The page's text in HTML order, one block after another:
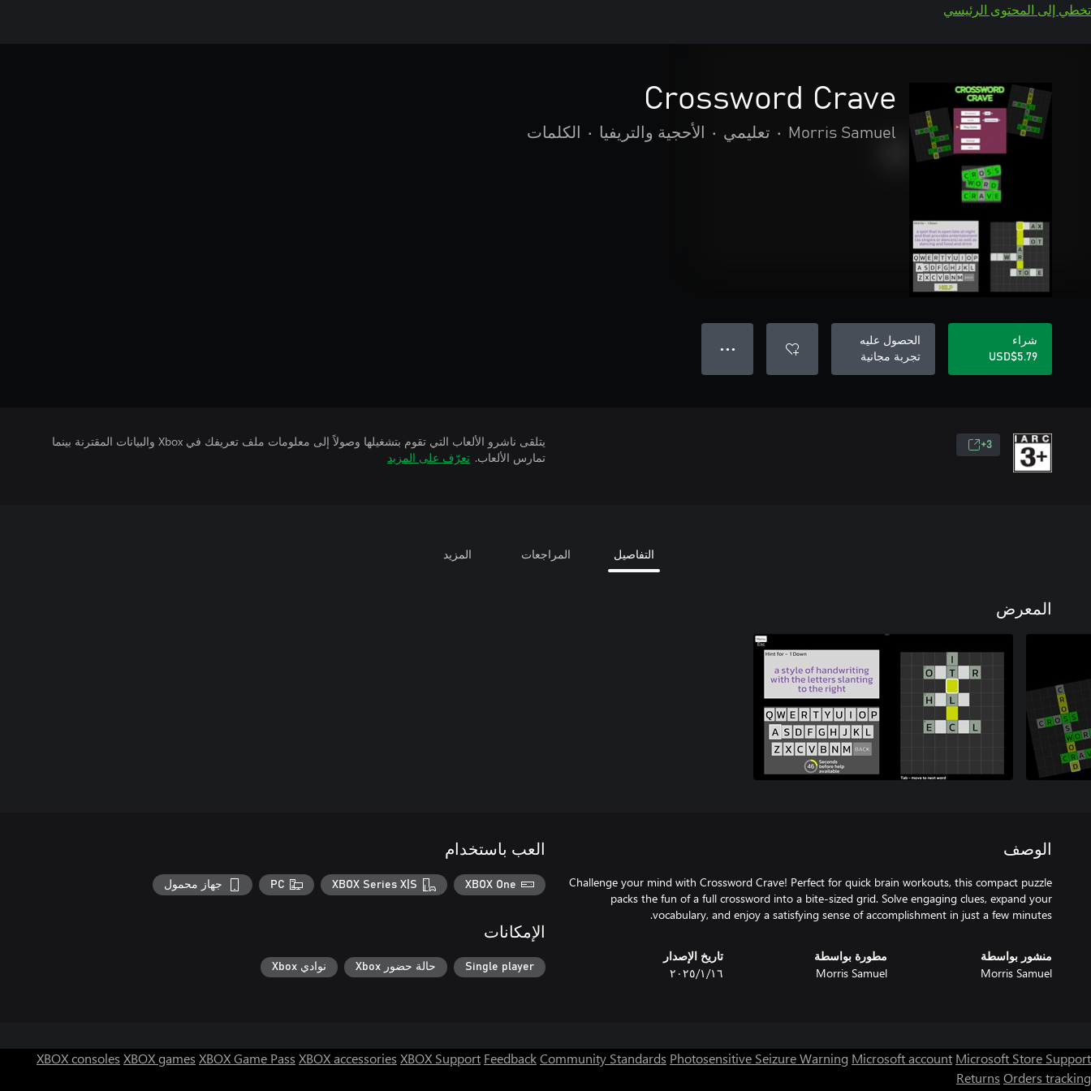
تخطي إلى المحتوى الرئيسي
Crossword Crave
Morris Samuel
• تعليمي • الأحجية والتريفيا • الكلمات
شراء
USD$5.79
الحصول عليه
تجربة مجانية
● ● ●
3+
يتلقى ناشرو الألعاب التي تقوم بتشغيلها وصولاً إلى معلومات ملف تعريفك في Xbox والبيانات المقترنة بينما
تمارس الألعاب. تعرّف على المزيد
التفاصيل المراجعات المزيد
المعرض
الوصف
Challenge your mind with Crossword Crave! Perfect for quick brain workouts, this compact puzzle
packs the fun of a full crossword into a bite-sized grid. Solve engaging clues, expand your
vocabulary, and enjoy a satisfying sense of accomplishment in just a few minutes.
منشور بواسطة
Morris Samuel
مطورة بواسطة
Morris Samuel
تاريخ الإصدار
١٦‏/١‏/٢٠٢٥
العب باستخدام
XBOX One
XBOX Series X|S
PC جهاز محمول
الإمكانات
Single player حالة حضور Xbox نوادي Xbox
XBOX consoles XBOX games XBOX Game Pass XBOX accessories XBOX Support FeedbackCommunity Standards Photosensitive Seizure Warning Microsoft account Microsoft Store Support
Returns Orders tracking